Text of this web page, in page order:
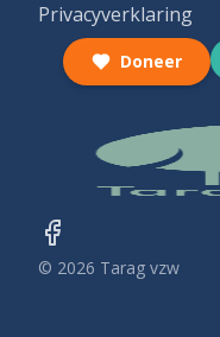
Privacyverklaring
Doneer
© 2026 Tarag vzw